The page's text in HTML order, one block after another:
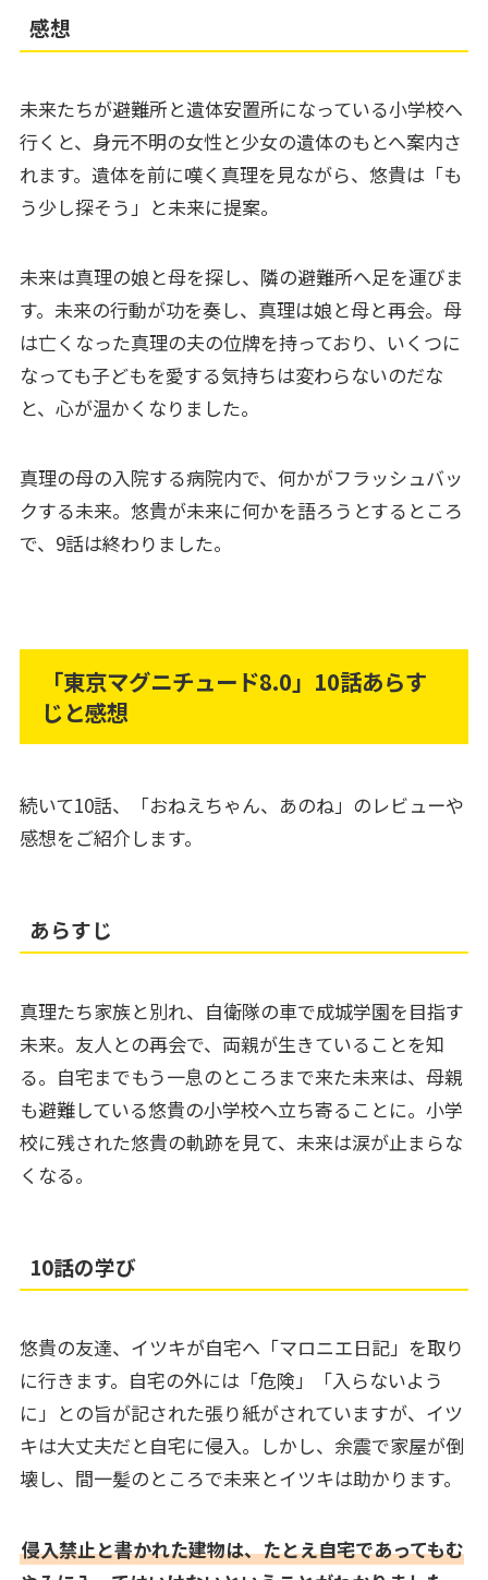
感想
未来たちが避難所と遺体安置所になっている小学校へ
行くと、身元不明の女性と少女の遺体のもとへ案内さ
れます。遺体を前に嘆く真理を見ながら、悠貴は「も
う少し探そう」と未来に提案。
未来は真理の娘と母を探し、隣の避難所へ足を運びま
す。未来の行動が功を奏し、真理は娘と母と再会。母
は亡くなった真理の夫の位牌を持っており、いくつに
なっても子どもを愛する気持ちは変わらないのだな
と、心が温かくなりました。
真理の母の入院する病院内で、何かがフラッシュバッ
クする未来。悠貴が未来に何かを語ろうとするところ
で、9話は終わりました。
「東京マグニチュード8.0」10話あらす
じと感想
続いて10話、「おねえちゃん、あのね」のレビューや
感想をご紹介します。
あらすじ
真理たち家族と別れ、自衛隊の車で成城学園を目指す
未来。友人との再会で、両親が生きていることを知
る。自宅までもう一息のところまで来た未来は、母親
も避難している悠貴の小学校へ立ち寄ることに。小学
校に残された悠貴の軌跡を見て、未来は涙が止まらな
くなる。
10話の学び
悠貴の友達、イツキが自宅へ「マロニエ日記」を取り
に行きます。自宅の外には「危険」「入らないよう
に」との旨が記された張り紙がされていますが、イツ
キは大丈夫だと自宅に侵入。しかし、余震で家屋が倒
壊し、間一髪のところで未来とイツキは助かります。
侵入禁止と書かれた建物は、たとえ自宅であってもむ